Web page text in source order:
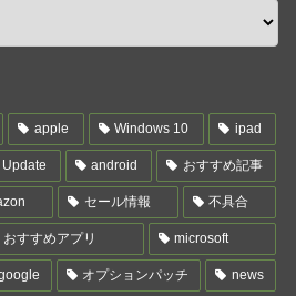
apple Windows 10 ipad
android おすすめ記事
セール情報 不具合
おすすめアプリ microsoft
オプションパッチ news